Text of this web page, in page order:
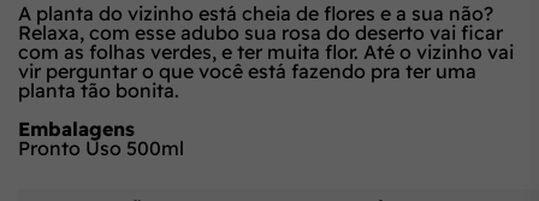
A planta do vizinho está cheia de flores e a sua não?
Relaxa, com esse adubo sua rosa do deserto vai ficar
com as folhas verdes, e ter muita flor. Até o vizinho vai
vir perguntar o que você está fazendo pra ter uma
planta tão bonita.
Embalagens
Pronto Uso 500ml